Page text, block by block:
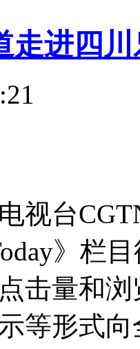
走进四
视台
》栏
击量和
等形式